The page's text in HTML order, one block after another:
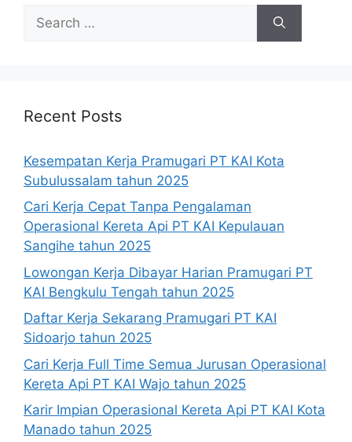
for:
Recent Posts
Kesempatan Kerja Pramugari PT KAI Kota
Subulussalam tahun 2025
Cari Kerja Cepat Tanpa Pengalaman
Operasional Kereta Api PT KAI Kepulauan
Sangihe tahun 2025
Lowongan Kerja Dibayar Harian Pramugari PT
KAI Bengkulu Tengah tahun 2025
Daftar Kerja Sekarang Pramugari PT KAI
Sidoarjo tahun 2025
Cari Kerja Full Time Semua Jurusan Operasional
Kereta Api PT KAI Wajo tahun 2025
Karir Impian Operasional Kereta Api PT KAI Kota
Manado tahun 2025